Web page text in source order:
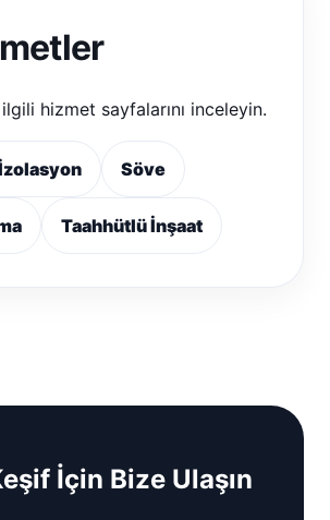
hizmet sayfalarını inceleyin.
İzolasyon Söve
Taahhütlü İnşaat
İçin Bize Ulaşın